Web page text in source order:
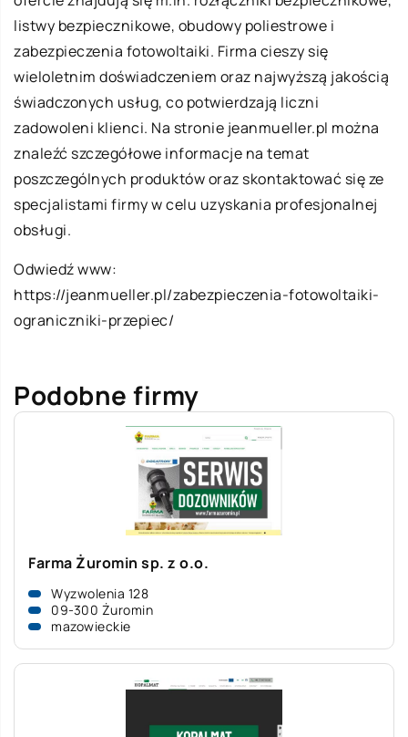
listwy bezpiecznikowe, obudowy poliestrowe i
zabezpieczenia fotowoltaiki. Firma cieszy się
wieloletnim doświadczeniem oraz najwyższą jakością
świadczonych usług, co potwierdzają liczni
zadowoleni klienci. Na stronie jeanmueller.pl można
znaleźć szczegółowe informacje na temat
poszczególnych produktów oraz skontaktować się ze
specjalistami firmy w celu uzyskania profesjonalnej
obsługi.
Odwiedź www:
https://jeanmueller.pl/zabezpieczenia-fotowoltaiki-
ograniczniki-przepiec/
Podobne firmy
Farma Żuromin sp. z o.o.
Wyzwolenia 128
09-300 Żuromin
mazowieckie